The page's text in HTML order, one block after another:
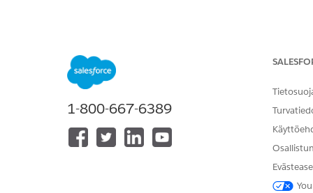
1-800-667-6389